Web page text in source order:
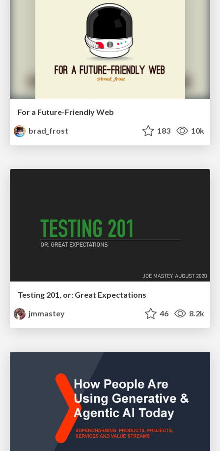
For a Future-Friendly Web
brad_frost
183 10k
Testing 201, or: Great Expectations
jmmastey
46 8.2k